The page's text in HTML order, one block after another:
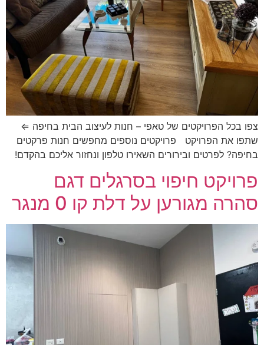
צפו בכל הפרויקטים של טאפי – חנות לעיצוב הבית בחיפה ⇐
שתפו את הפרויקט פרויקטים נוספים מחפשים חנות פרקטים
בחיפה? לפרטים ובירורים השאירו טלפון ונחזור אליכם בהקדם!
פרויקט חיפוי בסרגלים דגם
סהרה מגורען על דלת קו 0 מנגר